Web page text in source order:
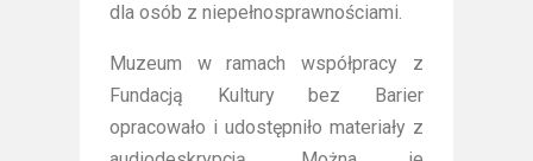
dla osób z niepełnosprawnościami.
Muzeum w ramach współpracy z
Fundacją Kultury bez Barier
opracowało i udostępniło materiały z